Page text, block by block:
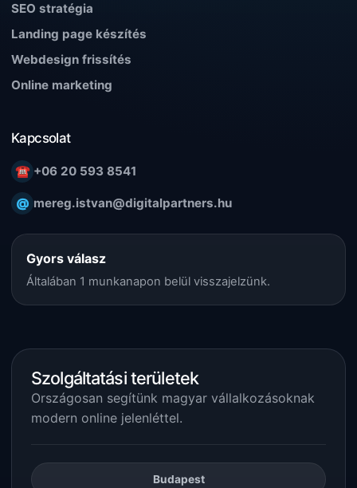
SEO stratégia
Landing page készítés
Webdesign frissítés
Online marketing
Kapcsolat
☎ +06 20 593 8541
@ mereg.istvan@digitalpartners.hu
Gyors válasz
Általában 1 munkanapon belül visszajelzünk.
Szolgáltatási területek
Országosan segítünk magyar vállalkozásoknak
modern online jelenléttel.
Budapest